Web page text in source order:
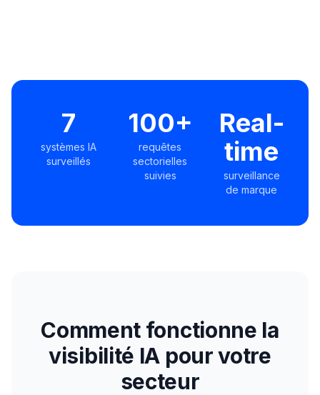
7
systèmes IA
surveillés
100+
requêtes
sectorielles
suivies
Real-
time
surveillance
de marque
Comment fonctionne la
visibilité IA pour votre
secteur